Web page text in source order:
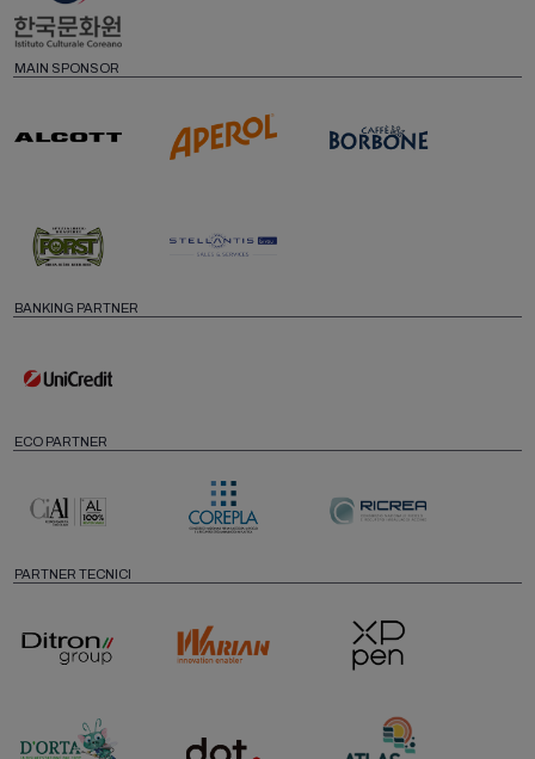
MAIN SPONSOR
BANKING PARTNER
ECO PARTNER
PARTNER TECNICI